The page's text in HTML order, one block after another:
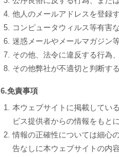
他人のメールアドレスを登録
コンピュータウィルス等有害
迷惑メールやメールマガジン
その他、法令に違反する行為
その他弊社が不適切と判断す
6.免責事項
本ウェブサイトに掲載してい
ビス提供者からの情報をもと
情報の正確性については細心
告なしに本ウェブサイトの内